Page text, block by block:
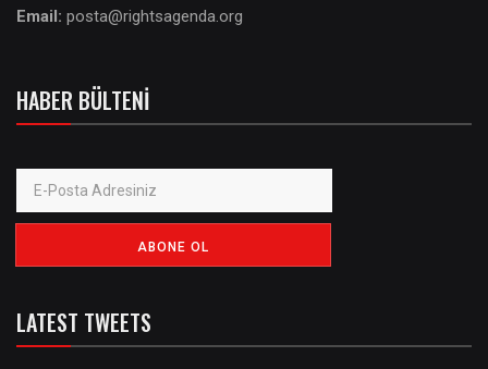
Email: posta@rightsagenda.org
HABER BÜLTENI
LATEST TWEETS